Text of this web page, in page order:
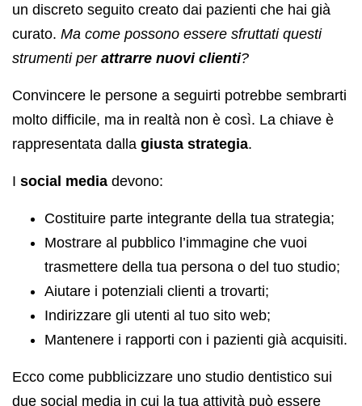
un discreto seguito creato dai pazienti che hai già
curato. Ma come possono essere sfruttati questi
strumenti per attrarre nuovi clienti?
Convincere le persone a seguirti potrebbe sembrarti
molto difficile, ma in realtà non è così. La chiave è
rappresentata dalla giusta strategia.
I social media devono:
Costituire parte integrante della tua strategia;
Mostrare al pubblico l’immagine che vuoi
trasmettere della tua persona o del tuo studio;
Aiutare i potenziali clienti a trovarti;
Indirizzare gli utenti al tuo sito web;
Mantenere i rapporti con i pazienti già acquisiti.
Ecco come pubblicizzare uno studio dentistico sui
due social media in cui la tua attività può essere